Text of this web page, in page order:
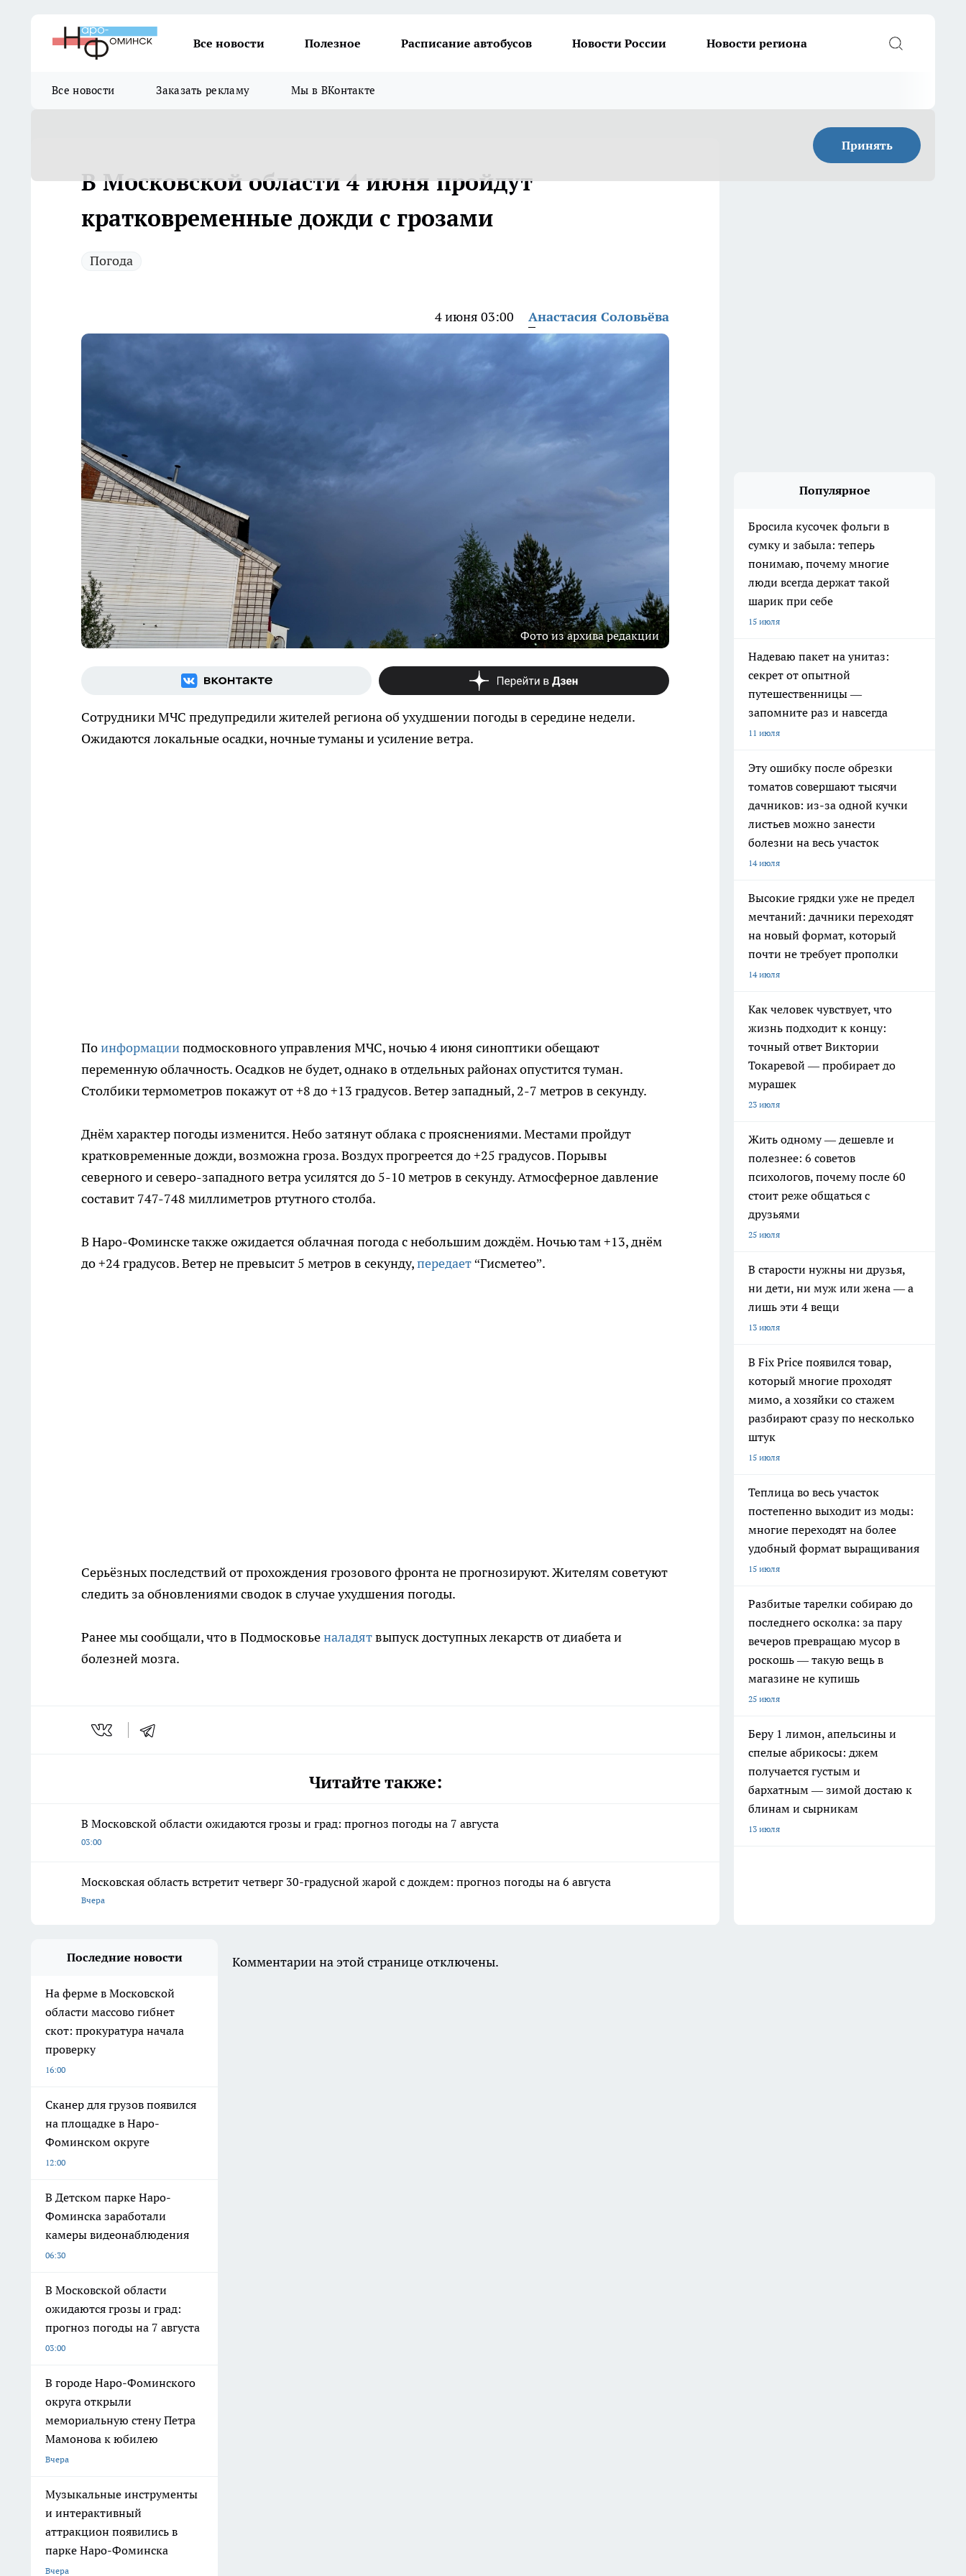
Все новости Полезное Расписание автобусов Новости России Новости региона
Все новости Заказать рекламу Мы в ВКонтакте
Принять
В Московской области 4 июня пройдут
кратковременные дожди с грозами
Погода
4 июня 03:00 Анастасия Соловьёва
Фото из архива редакции
Сотрудники МЧС предупредили жителей региона об ухудшении погоды в середине недели.
Ожидаются локальные осадки, ночные туманы и усиление ветра.
Поинформацииподмосковного управления МЧС, ночью 4 июня синоптики обещают
переменную облачность. Осадков не будет, однако в отдельных районах опустится туман.
Столбики термометров покажут от +8 до +13 градусов. Ветер западный, 2-7 метров в секунду.
Днём характер погоды изменится. Небо затянут облака с прояснениями. Местами пройдут
кратковременные дожди, возможна гроза. Воздух прогреется до +25 градусов. Порывы
северного и северо-западного ветра усилятся до 5-10 метров в секунду. Атмосферное давление
составит 747-748 миллиметров ртутного столба.
В Наро-Фоминске также ожидается облачная погода с небольшим дождём. Ночью там +13, днём
до +24 градусов. Ветер не превысит 5 метров в секунду,передает“Гисметео”.
Серьёзных последствий от прохождения грозового фронта не прогнозируют. Жителям советуют
следить за обновлениями сводок в случае ухудшения погоды.
Ранее мы сообщали, что в Подмосковьеналадятвыпуск доступных лекарств от диабета и
болезней мозга.
Читайте также:
В Московской области ожидаются грозы и град: прогноз погоды на 7 августа
03:00
Московская область встретит четверг 30-градусной жарой с дождем: прогноз погоды на 6 августа
Вчера
Популярное
Бросила кусочек фольги в
сумку и забыла: теперь
понимаю, почему многие
люди всегда держат такой
шарик при себе
15 июля
Надеваю пакет на унитаз:
секрет от опытной
путешественницы —
запомните раз и навсегда
11 июля
Эту ошибку после обрезки
томатов совершают тысячи
дачников: из-за одной кучки
листьев можно занести
болезни на весь участок
14 июля
Высокие грядки уже не предел
мечтаний: дачники переходят
на новый формат, который
почти не требует прополки
14 июля
Как человек чувствует, что
жизнь подходит к концу:
точный ответ Виктории
Токаревой — пробирает до
мурашек
23 июля
Жить одному — дешевле и
полезнее: 6 советов
психологов, почему после 60
стоит реже общаться с
друзьями
25 июля
В старости нужны ни друзья,
ни дети, ни муж или жена — а
лишь эти 4 вещи
13 июля
В Fix Price появился товар,
который многие проходят
мимо, а хозяйки со стажем
разбирают сразу по несколько
штук
15 июля
Теплица во весь участок
постепенно выходит из моды:
многие переходят на более
удобный формат выращивания
15 июля
Разбитые тарелки собираю до
последнего осколка: за пару
вечеров превращаю мусор в
роскошь — такую вещь в
магазине не купишь
25 июля
Беру 1 лимон, апельсины и
спелые абрикосы: джем
получается густым и
бархатным — зимой достаю к
блинам и сырникам
13 июля
Последние новости
На ферме в Московской
области массово гибнет
скот: прокуратура начала
проверку
16:00
Сканер для грузов появился
на площадке в Наро-
Фоминском округе
12:00
В Детском парке Наро-
Фоминска заработали
камеры видеонаблюдения
06:30
В Московской области
ожидаются грозы и град:
прогноз погоды на 7 августа
03:00
В городе Наро-Фоминского
округа открыли
мемориальную стену Петра
Мамонова к юбилею
Вчера
Музыкальные инструменты
и интерактивный
аттракцион появились в
парке Наро-Фоминска
Вчера
Комментарии на этой странице отключены.